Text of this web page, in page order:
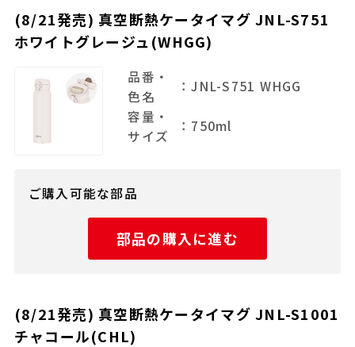
(8/21発売) 真空断熱ケータイマグ JNL-S751
ホワイトグレージュ(WHGG)
品番・
色名
：JNL-S751 WHGG
容量・
サイズ
：750ml
ご購入可能な部品
部品の購入に進む
(8/21発売) 真空断熱ケータイマグ JNL-S1001
チャコール(CHL)